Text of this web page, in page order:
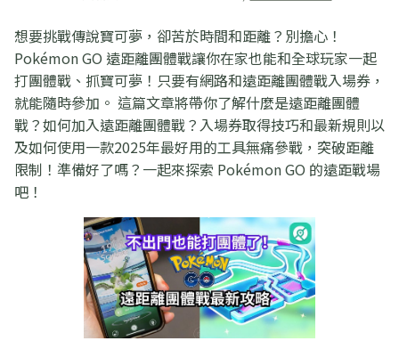
想要挑戰傳說寶可夢，卻苦於時間和距離？別擔心！
Pokémon GO 遠距離團體戰讓你在家也能和全球玩家一起
打團體戰、抓寶可夢！只要有網路和遠距離團體戰入場券，
就能隨時參加。 這篇文章將帶你了解什麼是遠距離團體
戰？如何加入遠距離團體戰？入場券取得技巧和最新規則以
及如何使用一款2025年最好用的工具無痛參戰，突破距離
限制！準備好了嗎？一起來探索 Pokémon GO 的遠距戰場
吧！